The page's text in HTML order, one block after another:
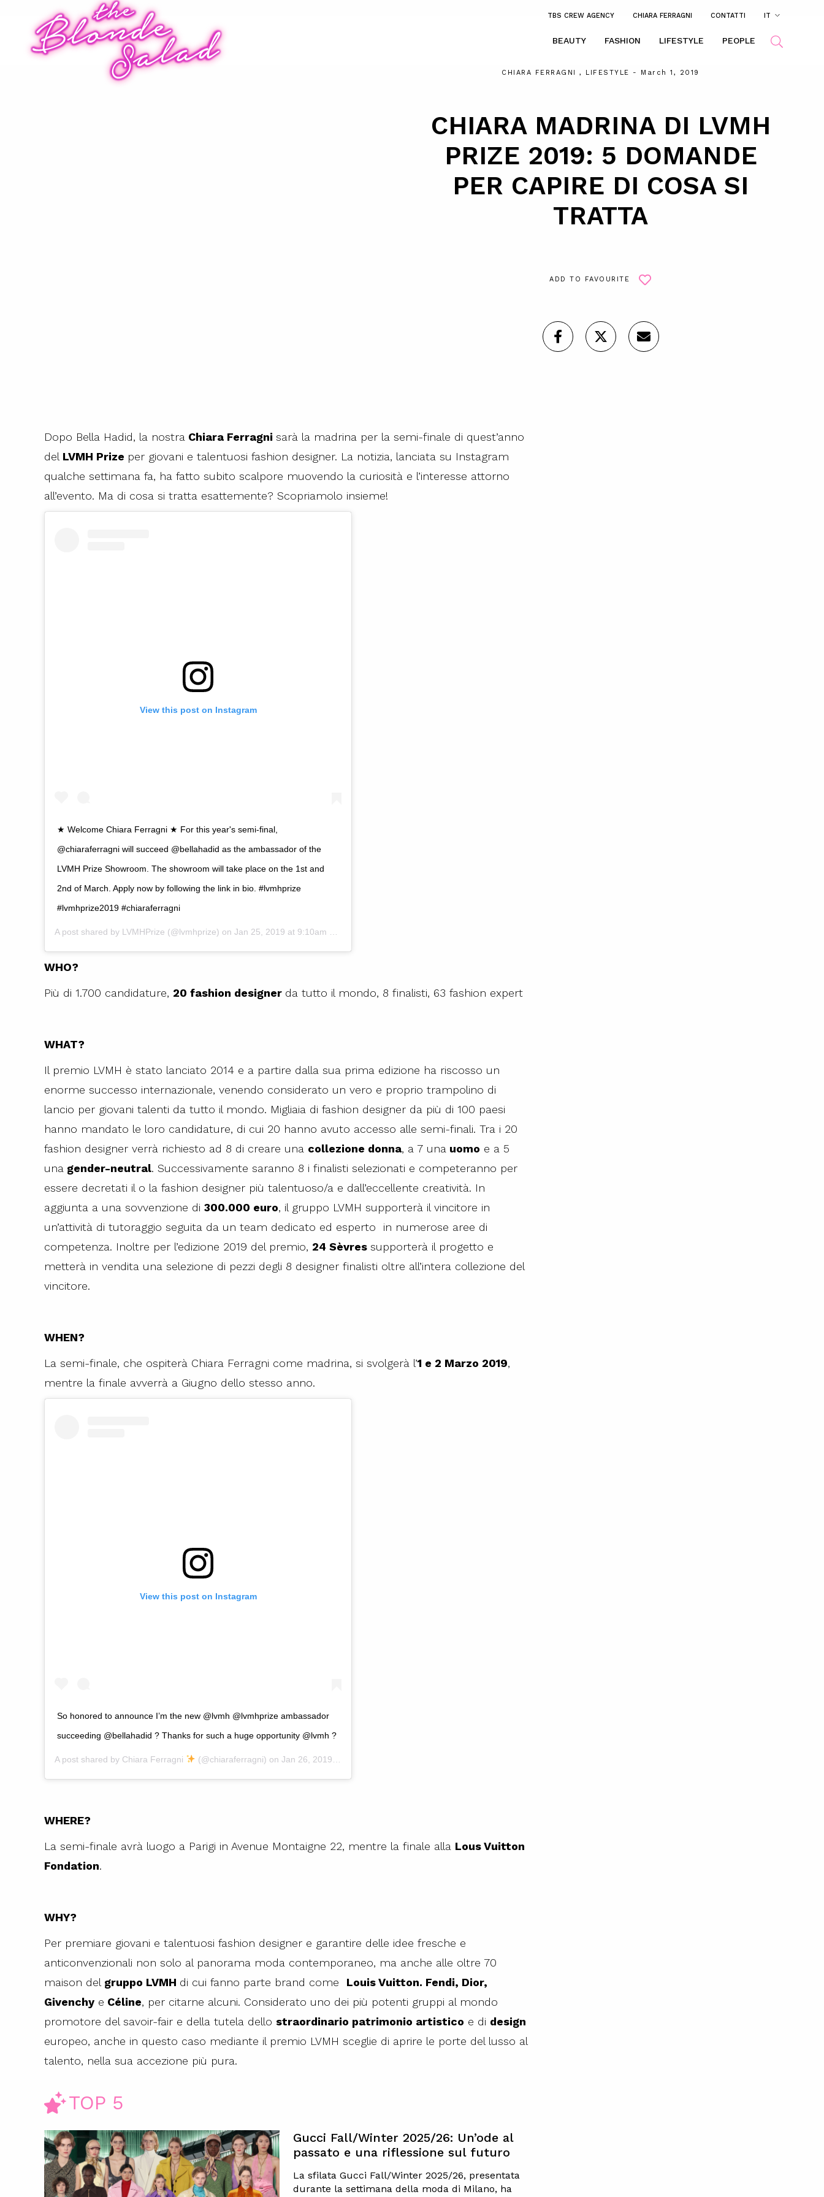
TBS CREW AGENCY CHIARA FERRAGNI CONTATTI IT
BEAUTY FASHION LIFESTYLE PEOPLE
CHIARA FERRAGNI , LIFESTYLE - March 1, 2019
CHIARA MADRINA DI LVMH
PRIZE 2019: 5 DOMANDE
PER CAPIRE DI COSA SI
TRATTA
ADD TO FAVOURITE
Dopo Bella Hadid, la nostra Chiara Ferragni sarà la madrina per la semi-finale di quest’anno
del LVMH Prize per giovani e talentuosi fashion designer. La notizia, lanciata su Instagram
qualche settimana fa, ha fatto subito scalpore muovendo la curiosità e l’interesse attorno
all’evento. Ma di cosa si tratta esattemente? Scopriamolo insieme!
View this post on Instagram
★ Welcome Chiara Ferragni ★ For this year's semi-final,
@chiaraferragni will succeed @bellahadid as the ambassador of the
LVMH Prize Showroom. The showroom will take place on the 1st and
2nd of March. Apply now by following the link in bio. #lvmhprize
#lvmhprize2019 #chiaraferragni
A post shared by LVMHPrize (@lvmhprize) on Jan 25, 2019 at 9:10am PST
WHO?
Più di 1.700 candidature, 20 fashion designer da tutto il mondo, 8 finalisti, 63 fashion expert
WHAT?
Il premio LVMH è stato lanciato 2014 e a partire dalla sua prima edizione ha riscosso un
enorme successo internazionale, venendo considerato un vero e proprio trampolino di
lancio per giovani talenti da tutto il mondo. Migliaia di fashion designer da più di 100 paesi
hanno mandato le loro candidature, di cui 20 hanno avuto accesso alle semi-finali. Tra i 20
fashion designer verrà richiesto ad 8 di creare una collezione donna, a 7 una uomo e a 5
una gender-neutral. Successivamente saranno 8 i finalisti selezionati e competeranno per
essere decretati il o la fashion designer più talentuoso/a e dall’eccellente creatività. In
aggiunta a una sovvenzione di 300.000 euro, il gruppo LVMH supporterà il vincitore in
un’attività di tutoraggio seguita da un team dedicato ed esperto in numerose aree di
competenza. Inoltre per l’edizione 2019 del premio, 24 Sèvres supporterà il progetto e
metterà in vendita una selezione di pezzi degli 8 designer finalisti oltre all’intera collezione del
vincitore.
WHEN?
La semi-finale, che ospiterà Chiara Ferragni come madrina, si svolgerà l’1 e 2 Marzo 2019,
mentre la finale avverrà a Giugno dello stesso anno.
View this post on Instagram
So honored to announce I’m the new @lvmh @lvmhprize ambassador
succeeding @bellahadid ? Thanks for such a huge opportunity @lvmh ?
A post shared by Chiara Ferragni (@chiaraferragni) on Jan 26, 2019 at 6:21am PST
WHERE?
La semi-finale avrà luogo a Parigi in Avenue Montaigne 22, mentre la finale alla Lous Vuitton
Fondation.
WHY?
Per premiare giovani e talentuosi fashion designer e garantire delle idee fresche e
anticonvenzionali non solo al panorama moda contemporaneo, ma anche alle oltre 70
maison del gruppo LVMH di cui fanno parte brand come Louis Vuitton. Fendi, Dior,
Givenchy e Céline, per citarne alcuni. Considerato uno dei più potenti gruppi al mondo
promotore del savoir-fair e della tutela dello straordinario patrimonio artistico e di design
europeo, anche in questo caso mediante il premio LVMH sceglie di aprire le porte del lusso al
talento, nella sua accezione più pura.
TOP 5
Gucci Fall/Winter 2025/26: Un’ode al
passato e una riflessione sul futuro
La sfilata Gucci Fall/Winter 2025/26, presentata
durante la settimana della moda di Milano, ha